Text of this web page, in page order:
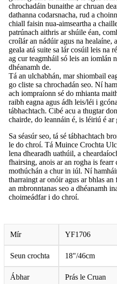
chrochadáin bunaithe ar chruan
dathanna codarsnacha, rud a
chiall faisin nua-aimseartha a
patrúnach aithris ar shúile éan,
croílár an nádúir agus na healaíne,
geala atá suite sa lár cosúil leis na
ag cur teagmháil só leis an iomlán
dhéanamh de.
Tá an ulchabhán, mar shiombail
go cliste sa chrochadán seo. Ní
ach iompraíonn sé do mhianta
raibh eagna agus ádh leis/léi i
tábhachtach. Cibé acu a thugtar
chairde, do leannáin é, is léiriú é ar
Sa séasúr seo, tá sé tábhachtach
le do chroí. Tá Muince Crochta
lena dhearadh uathúil, a
fhairsing, anois ar an rogha is
mothúchán a chur in iúl. Ní
tharraingt ar onóir agus ar bhlas
an mbronntanas seo a dhéanamh
choimeádfar i do chroí.
Mír YF1706
Seun crochta 18"/46cm
Ábhar Prás le Cruan